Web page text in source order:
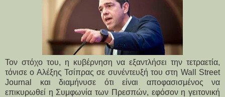
Τον στόχο του, η κυβέρνηση να εξαντλήσει την τετραετία,
τόνισε ο Αλέξης Τσίπρας σε συνέντευξή του στη Wall Street
Journal και διαμήνυσε ότι είναι αποφασισμένος να
επικυρωθεί η Συμφωνία των Πρεσπών, εφόσον η γειτονική